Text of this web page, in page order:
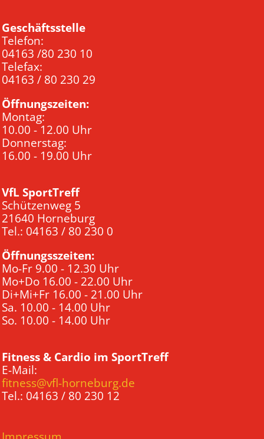
Geschäftsstelle
Telefon:
04163 /80 230 10
Telefax:
04163 / 80 230 29
Öffnungszeiten:
Montag:
10.00 - 12.00 Uhr
Donnerstag:
16.00 - 19.00 Uhr
VfL SportTreff
Schützenweg 5
21640 Horneburg
Tel.: 04163 / 80 230 0
Öffnungsszeiten:
Mo-Fr 9.00 - 12.30 Uhr
Mo+Do 16.00 - 22.00 Uhr
Di+Mi+Fr 16.00 - 21.00 Uhr
Sa. 10.00 - 14.00 Uhr
So. 10.00 - 14.00 Uhr
Fitness & Cardio im SportTreff
E-Mail:
fitness@vfl-horneburg.de
Tel.: 04163 / 80 230 12